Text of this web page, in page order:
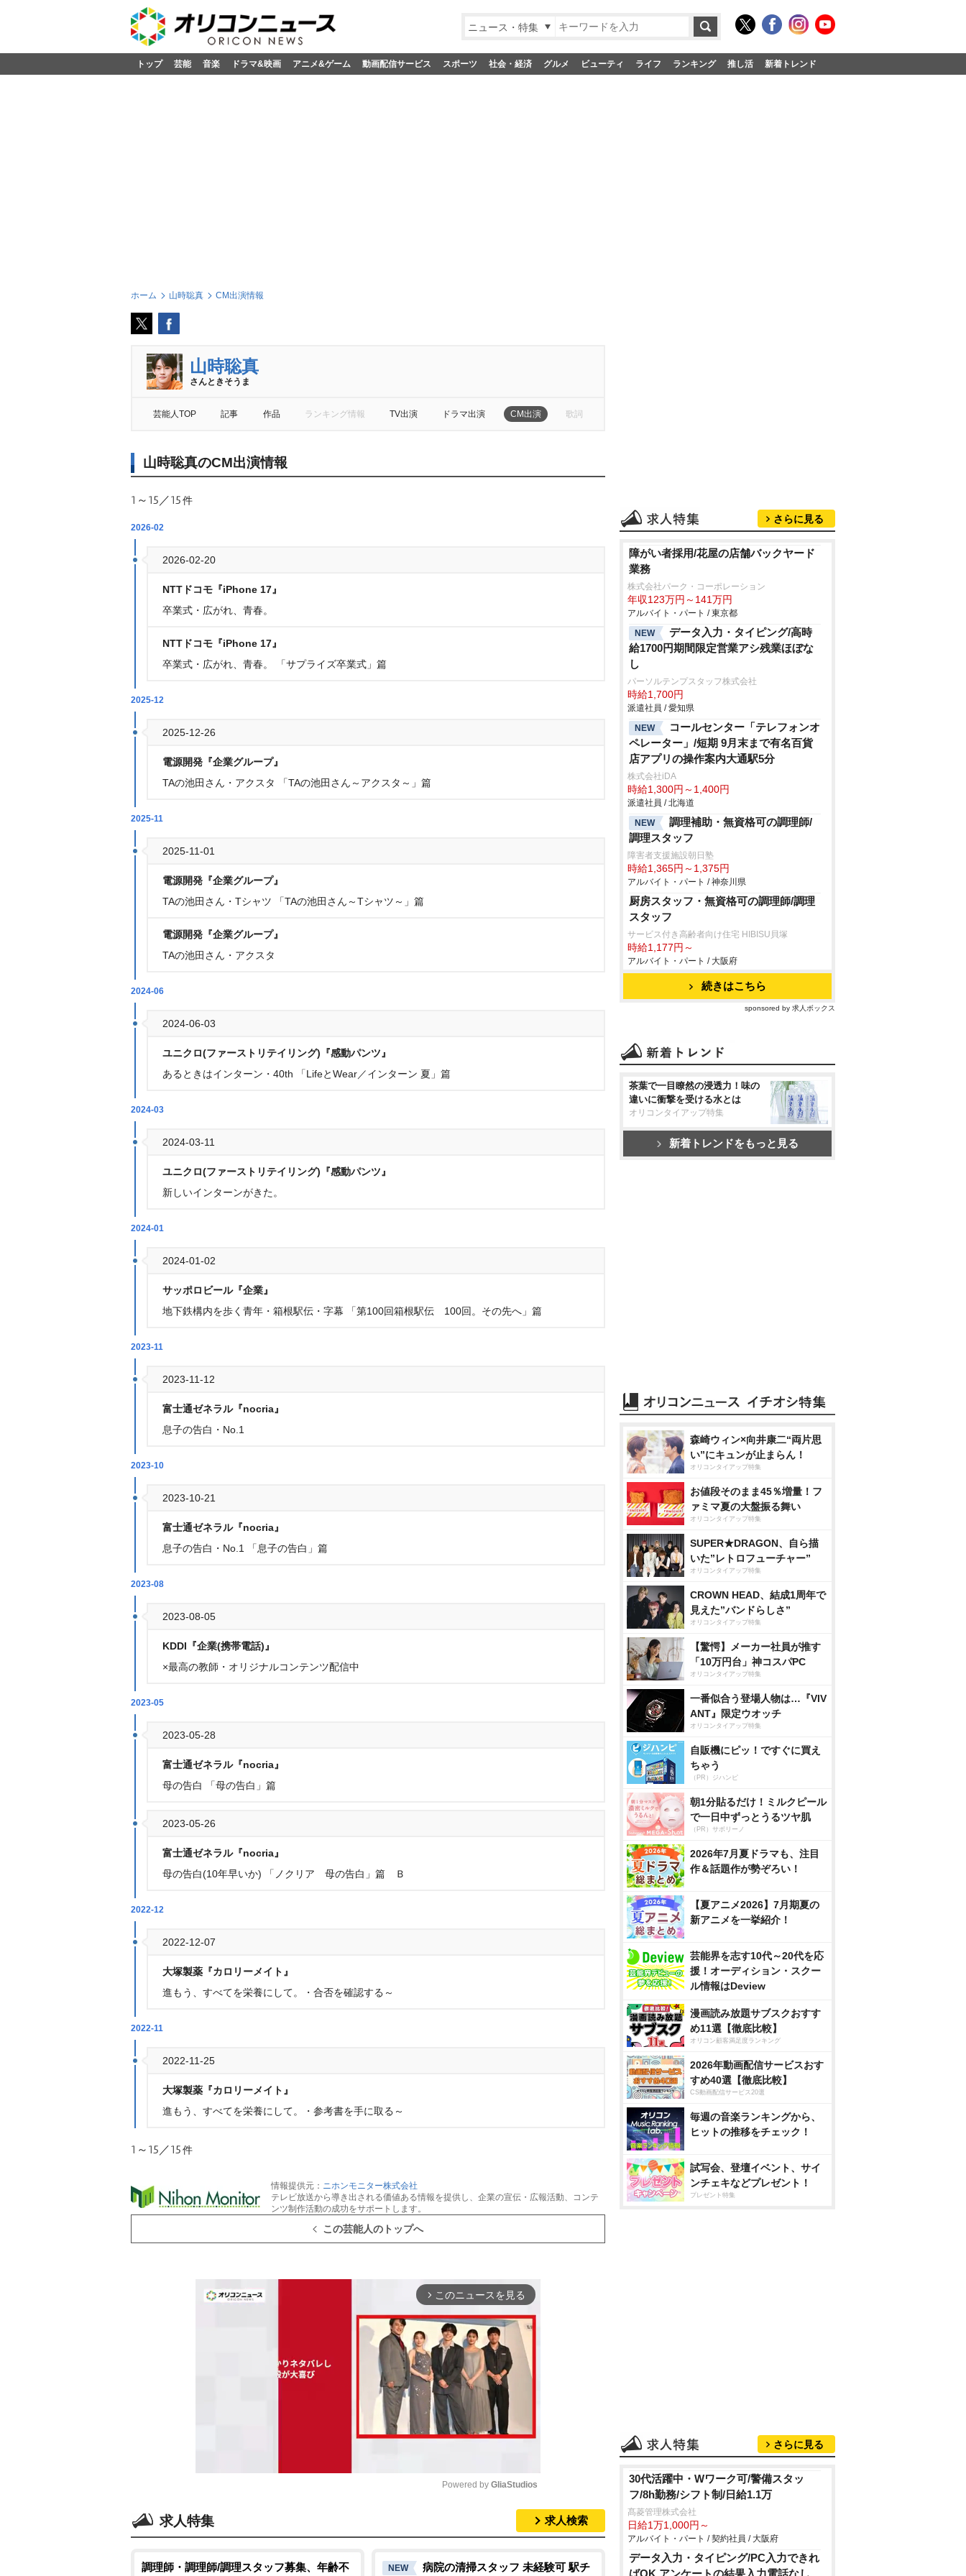
ニュース・特集
トップ 芸能 音楽 ドラマ&映画 アニメ&ゲーム 動画配信サービス スポーツ 社会・経済 グルメ ビューティ ライフ ランキング 推し活 新着トレンド
ホーム 山時聡真 CM出演情報
山時聡真
さんときそうま
芸能人TOP 記事 作品 ランキング情報 TV出演 ドラマ出演 CM出演 歌詞
山時聡真のCM出演情報
1～15／15件
2026-02
2026-02-20
NTTドコモ『iPhone 17』
卒業式・広がれ、青春。
NTTドコモ『iPhone 17』
卒業式・広がれ、青春。 「サプライズ卒業式」篇
2025-12
2025-12-26
電源開発『企業グループ』
TAの池田さん・アクスタ 「TAの池田さん～アクスタ～」篇
2025-11
2025-11-01
電源開発『企業グループ』
TAの池田さん・Tシャツ 「TAの池田さん～Tシャツ～」篇
電源開発『企業グループ』
TAの池田さん・アクスタ
2024-06
2024-06-03
ユニクロ(ファーストリテイリング)『感動パンツ』
あるときはインターン・40th 「LifeとWear／インターン 夏」篇
2024-03
2024-03-11
ユニクロ(ファーストリテイリング)『感動パンツ』
新しいインターンがきた。
2024-01
2024-01-02
サッポロビール『企業』
地下鉄構内を歩く青年・箱根駅伝・字幕 「第100回箱根駅伝 100回。その先へ」篇
2023-11
2023-11-12
富士通ゼネラル『nocria』
息子の告白・No.1
2023-10
2023-10-21
富士通ゼネラル『nocria』
息子の告白・No.1 「息子の告白」篇
2023-08
2023-08-05
KDDI『企業(携帯電話)』
×最高の教師・オリジナルコンテンツ配信中
2023-05
2023-05-28
富士通ゼネラル『nocria』
母の告白 「母の告白」篇
2023-05-26
富士通ゼネラル『nocria』
母の告白(10年早いか) 「ノクリア 母の告白」篇 Ｂ
2022-12
2022-12-07
大塚製薬『カロリーメイト』
進もう、すべてを栄養にして。・合否を確認する～
2022-11
2022-11-25
大塚製薬『カロリーメイト』
進もう、すべてを栄養にして。・参考書を手に取る～
1～15／15件
情報提供元： ニホンモニター株式会社
テレビ放送から導き出される価値ある情報を提供し、企業の宣伝・広報活動、コンテ
ンツ制作活動の成功をサポートします。
この芸能人のトップへ
arrow_forward_ios このニュースを見る
t
Powered by GliaStudios
求人特集 求人検索
調理師・調理師/調理スタッフ募集、年齢不 NEW 病院の清掃スタッフ 未経験可 駅チ
さらに見る
障がい者採用/花屋の店舗バックヤード
業務
株式会社パーク・コーポレーション
年収123万円～141万円
アルバイト・パート / 東京都
NEW
データ入力・タイピング/高時
給1700円期間限定営業アシ残業ほぼな
し
パーソルテンプスタッフ株式会社
時給1,700円
派遣社員 / 愛知県
NEW
コールセンター「テレフォンオ
ペレーター」/短期 9月末まで有名百貨
店アプリの操作案内大通駅5分
株式会社iDA
時給1,300円～1,400円
派遣社員 / 北海道
NEW
調理補助・無資格可の調理師/
調理スタッフ
障害者支援施設朝日塾
時給1,365円～1,375円
アルバイト・パート / 神奈川県
厨房スタッフ・無資格可の調理師/調理
スタッフ
サービス付き高齢者向け住宅 HIBISU貝塚
時給1,177円～
アルバイト・パート / 大阪府
続きはこちら
sponsored by 求人ボックス
茶葉で一目瞭然の浸透力！味の
違いに衝撃を受ける水とは
オリコンタイアップ特集
新着トレンドをもっと見る
森崎ウィン×向井康二“両片思
い”にキュンが止まらん！
オリコンタイアップ特集
お値段そのまま45％増量！フ
ァミマ夏の大盤振る舞い
オリコンタイアップ特集
SUPER★DRAGON、自ら描
いた”レトロフューチャー”
オリコンタイアップ特集
CROWN HEAD、結成1周年で
見えた”バンドらしさ”
オリコンタイアップ特集
【驚愕】メーカー社員が推す
「10万円台」神コスパPC
オリコンタイアップ特集
一番似合う登場人物は…『VIV
ANT』限定ウオッチ
オリコンタイアップ特集
自販機にピッ！ですぐに買え
ちゃう
（PR）ジハンピ
朝1分貼るだけ！ミルクピール
で一日中ずっとうるツヤ肌
（PR）サボリーノ
2026年7月夏ドラマも、注目
作＆話題作が勢ぞろい！
【夏アニメ2026】7月期夏の
新アニメを一挙紹介！
芸能界を志す10代～20代を応
援！オーディション・スクー
ル情報はDeview
漫画読み放題サブスクおすす
め11選【徹底比較】
オリコン顧客満足度ランキング
2026年動画配信サービスおす
すめ40選【徹底比較】
CS動画配信サービス20選
毎週の音楽ランキングから、
ヒットの推移をチェック！
試写会、登壇イベント、サイ
ンチェキなどプレゼント！
プレゼント特集
さらに見る
30代活躍中・Wワーク可/警備スタッ
フ/8h勤務/シフト制/日給1.1万
髙菱管理株式会社
日給1万1,000円～
アルバイト・パート / 契約社員 / 大阪府
データ入力・タイピング/PC入力できれ
ばOK アンケートの結果入力電話なし